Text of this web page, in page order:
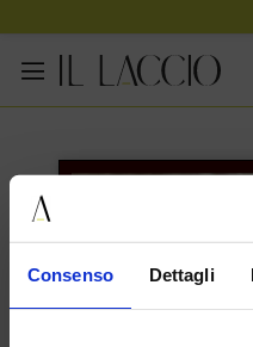
Consenso Dettagli
KONTAKTINFORMATIONEN
Via Cassala 20 25126 Brescia